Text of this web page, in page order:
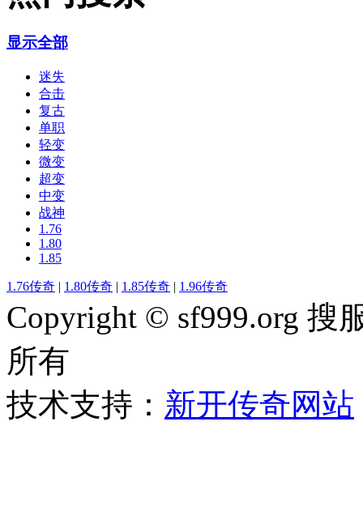
显示全部
迷失
合击
复古
单职
轻变
微变
超变
中变
战神
1.76
1.80
1.85
1.76传奇 | 1.80传奇 | 1.85传奇 | 1.96传奇
Copyright © sf999.org 搜
所有
技术支持： 新开传奇网站